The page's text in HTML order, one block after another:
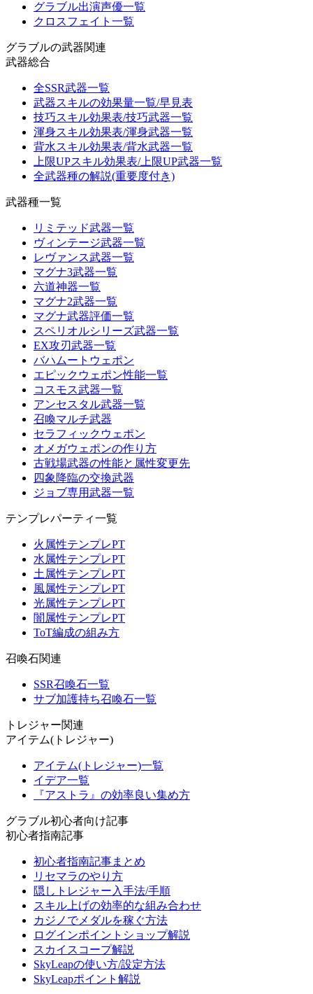
グラブル出演声優一覧
クロスフェイト一覧
グラブルの武器関連
武器総合
全SSR武器一覧
武器スキルの効果量一覧/早見表
技巧スキル効果表/技巧武器一覧
渾身スキル効果表/渾身武器一覧
背水スキル効果表/背水武器一覧
上限UPスキル効果表/上限UP武器一覧
全武器種の解説(重要度付き)
武器種一覧
リミテッド武器一覧
ヴィンテージ武器一覧
レヴァンス武器一覧
マグナ3武器一覧
六道神器一覧
マグナ2武器一覧
マグナ武器評価一覧
スペリオルシリーズ武器一覧
EX攻刃武器一覧
バハムートウェポン
エピックウェポン性能一覧
コスモス武器一覧
アンセスタル武器一覧
召喚マルチ武器
セラフィックウェポン
オメガウェポンの作り方
古戦場武器の性能と属性変更先
四象降臨の交換武器
ジョブ専用武器一覧
テンプレパーティ一覧
火属性テンプレPT
水属性テンプレPT
土属性テンプレPT
風属性テンプレPT
光属性テンプレPT
闇属性テンプレPT
ToT編成の組み方
召喚石関連
SSR召喚石一覧
サブ加護持ち召喚石一覧
トレジャー関連
アイテム(トレジャー)
アイテム(トレジャー)一覧
イデア一覧
『アストラ』の効率良い集め方
グラブル初心者向け記事
初心者指南記事
初心者指南記事まとめ
リセマラのやり方
隠しトレジャー入手法/手順
スキル上げの効率的な組み合わせ
カジノでメダルを稼ぐ方法
ログインポイントショップ解説
スカイスコープ解説
SkyLeapの使い方/設定方法
SkyLeapポイント解説